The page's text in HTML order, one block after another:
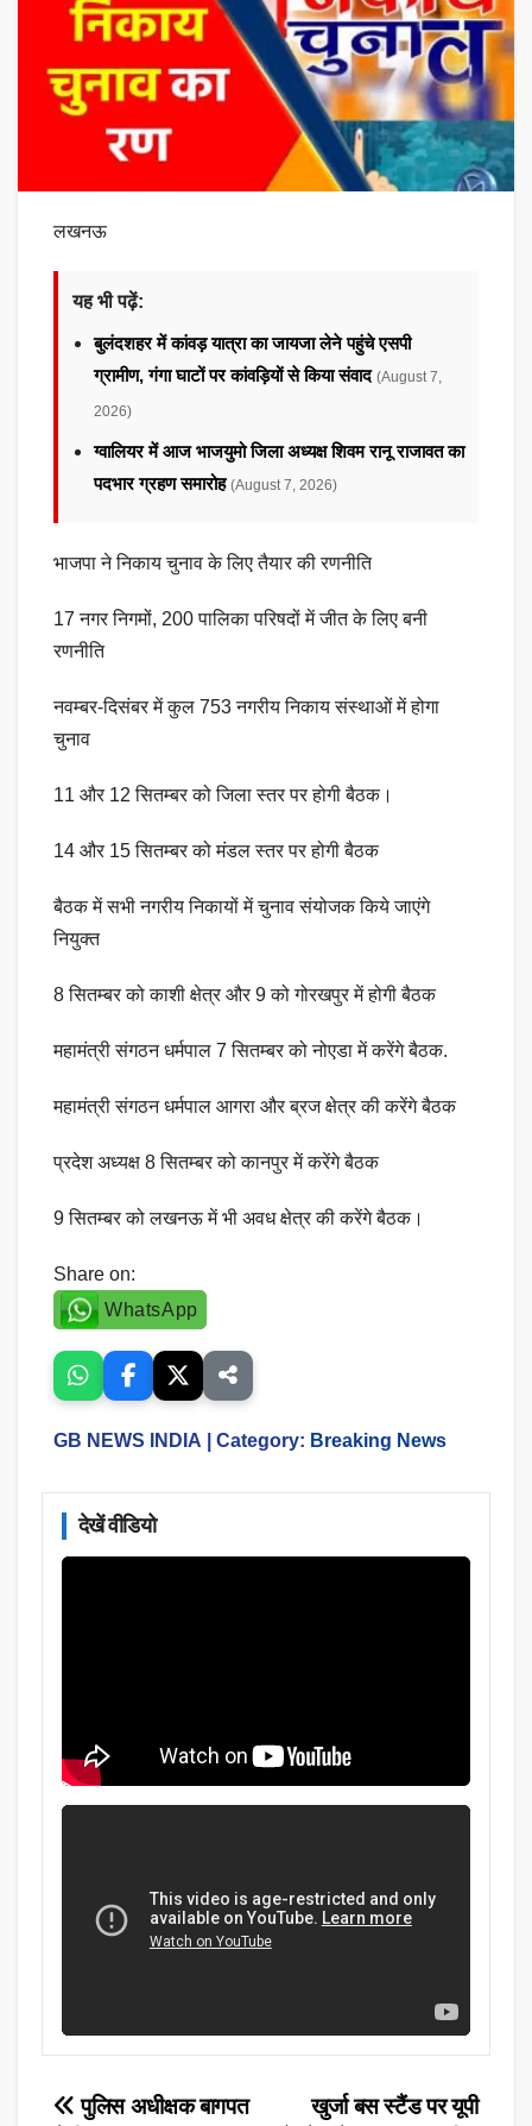
लखनऊ
यह भी पढ़ें:
बुलंदशहर में कांवड़ यात्रा का जायजा लेने पहुंचे एसपी
ग्रामीण, गंगा घाटों पर कांवड़ियों से किया संवाद (August 7,
2026)
ग्वालियर में आज भाजयुमो जिला अध्यक्ष शिवम रानू राजावत का
पदभार ग्रहण समारोह (August 7, 2026)
भाजपा ने निकाय चुनाव के लिए तैयार की रणनीति
17 नगर निगमों, 200 पालिका परिषदों में जीत के लिए बनी
रणनीति
नवम्बर-दिसंबर में कुल 753 नगरीय निकाय संस्थाओं में होगा
चुनाव
11 और 12 सितम्बर को जिला स्तर पर होगी बैठक।
14 और 15 सितम्बर को मंडल स्तर पर होगी बैठक
बैठक में सभी नगरीय निकायों में चुनाव संयोजक किये जाएंगे
नियुक्त
8 सितम्बर को काशी क्षेत्र और 9 को गोरखपुर में होगी बैठक
महामंत्री संगठन धर्मपाल 7 सितम्बर को नोएडा में करेंगे बैठक.
महामंत्री संगठन धर्मपाल आगरा और ब्रज क्षेत्र की करेंगे बैठक
प्रदेश अध्यक्ष 8 सितम्बर को कानपुर में करेंगे बैठक
9 सितम्बर को लखनऊ में भी अवध क्षेत्र की करेंगे बैठक।
Share on:
WhatsApp
GB NEWS INDIA | Category: Breaking News
देखें वीडियो
Post
खुर्जा बस स्टैंड पर यूपी
पुलिस अधीक्षक बागपत